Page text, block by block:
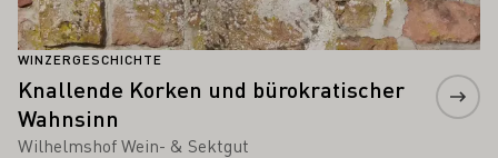
WINZERGESCHICHTE
Knallende Korken und bürokratischer
Wahnsinn
Wilhelmshof Wein- & Sektgut